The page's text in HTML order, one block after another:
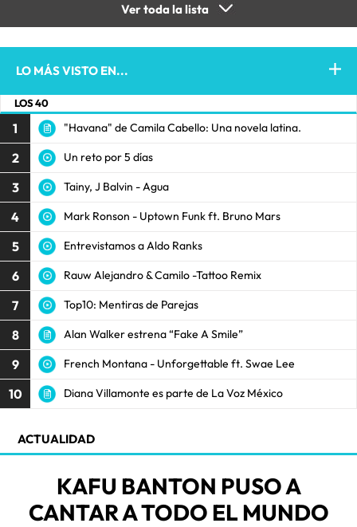
Ver toda la lista
LO MÁS VISTO EN...
LOS 40
1 "Havana" de Camila Cabello: Una novela latina.
2 Un reto por 5 días
3 Tainy, J Balvin - Agua
4 Mark Ronson - Uptown Funk ft. Bruno Mars
5 Entrevistamos a Aldo Ranks
6 Rauw Alejandro & Camilo -Tattoo Remix
7 Top10: Mentiras de Parejas
8 Alan Walker estrena “Fake A Smile”
9 French Montana - Unforgettable ft. Swae Lee
10 Diana Villamonte es parte de La Voz México
ACTUALIDAD
KAFU BANTON PUSO A
CANTAR A TODO EL MUNDO